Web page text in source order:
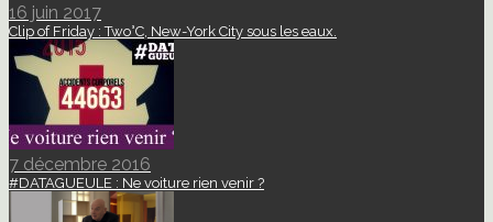
16 juin 2017
Clip of Friday : Two°C, New-York City sous les eaux.
7 décembre 2016
#DATAGUEULE : Ne voiture rien venir ?